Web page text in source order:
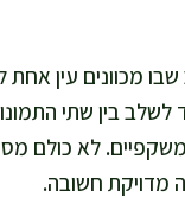
שבו מכוונים עין אחת
בין שתי
לא כולם
מדויקת חשובה.